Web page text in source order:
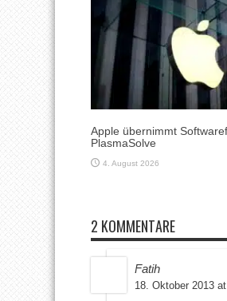
Apple übernimmt
PlasmaSolve
4. August 2026
2 KOMMENTARE
Fatih
18. Oktober 2013